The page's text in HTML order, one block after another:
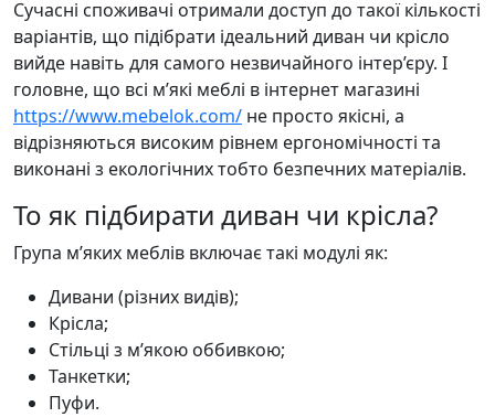
Сучасні споживачі отримали доступ до такої кількості
варіантів, що підібрати ідеальний диван чи крісло
вийде навіть для самого незвичайного інтер’єру. І
головне, що всі м’які меблі в інтернет магазині
https://www.mebelok.com/ не просто якісні, а
відрізняються високим рівнем ергономічності та
виконані з екологічних тобто безпечних матеріалів.
То як підбирати диван чи крісла?
Група м’яких меблів включає такі модулі як:
Дивани (різних видів);
Крісла;
Стільці з м’якою оббивкою;
Танкетки;
Пуфи.